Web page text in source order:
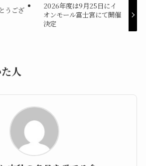
うござ
2026年度は9月25日にイ
オンモール富士宮にて開催
決定
人